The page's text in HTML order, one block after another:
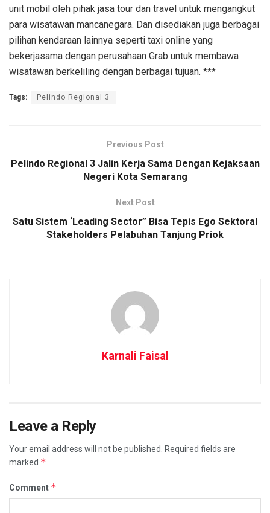
unit mobil oleh pihak jasa tour dan travel untuk mengangkut
para wisatawan mancanegara. Dan disediakan juga berbagai
pilihan kendaraan lainnya seperti taxi online yang
bekerjasama dengan perusahaan Grab untuk membawa
wisatawan berkeliling dengan berbagai tujuan. ***
Tags: Pelindo Regional 3
Previous Post
Pelindo Regional 3 Jalin Kerja Sama Dengan Kejaksaan
Negeri Kota Semarang
Next Post
Satu Sistem ‘Leading Sector” Bisa Tepis Ego Sektoral
Stakeholders Pelabuhan Tanjung Priok
Karnali Faisal
Leave a Reply
Your email address will not be published. Required fields are
marked *
Comment *